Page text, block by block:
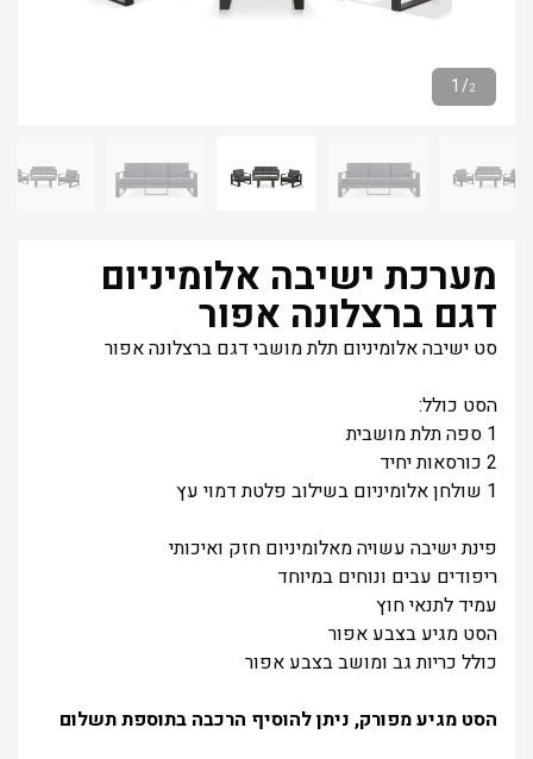
1/2
מערכת ישיבה אלומיניום
דגם ברצלונה אפור
סט ישיבה אלומיניום תלת מושבי דגם ברצלונה אפור
הסט כולל:
1 ספה תלת מושבית
2 כורסאות יחיד
1 שולחן אלומיניום בשילוב פלטת דמוי עץ
פינת ישיבה עשויה מאלומיניום חזק ואיכותי
ריפודים עבים ונוחים במיוחד
עמיד לתנאי חוץ
הסט מגיע בצבע אפור
כולל כריות גב ומושב בצבע אפור
הסט מגיע מפורק, ניתן להוסיף הרכבה בתוספת תשלום